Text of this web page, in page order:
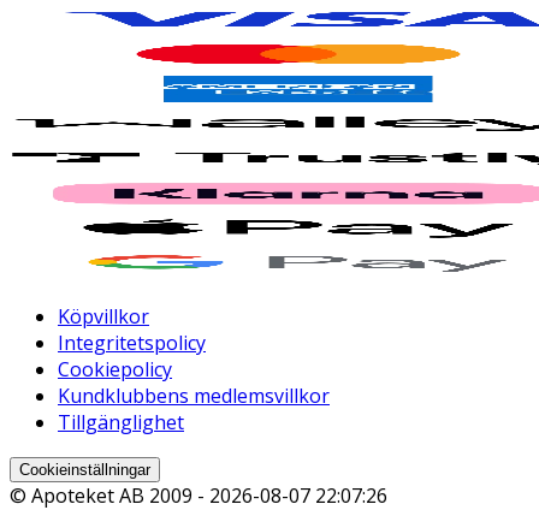
Köpvillkor
Integritetspolicy
Cookiepolicy
Kundklubbens medlemsvillkor
Tillgänglighet
Cookieinställningar
© Apoteket AB 2009 - 2026-08-07 22:07:26